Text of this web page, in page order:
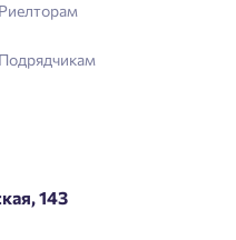
Риелторам
Подрядчикам
143